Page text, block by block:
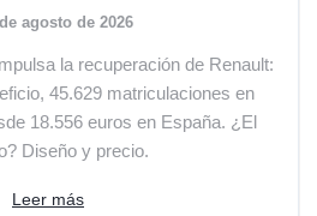
agosto de 2026
la recuperación de Renault:
45.629 matriculaciones en
18.556 euros en España. ¿El
Diseño y precio.
Leer más